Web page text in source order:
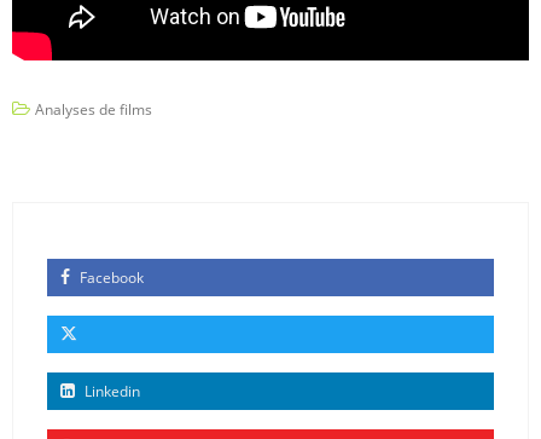
Analyses de films
Facebook
Linkedin